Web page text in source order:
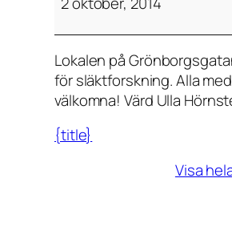
d
a
g
s
p
Lokalen på
för släktforskning. Alla
välkomna! Värd Ulla
{title}
Visa